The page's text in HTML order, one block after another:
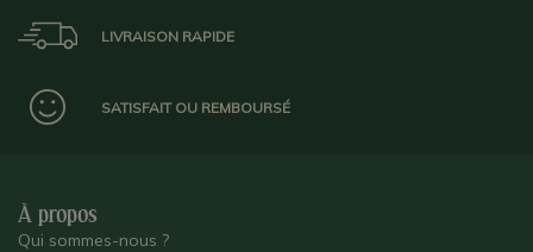
LIVRAISON RAPIDE
SATISFAIT OU REMBOURSÉ
À propos
Qui sommes-nous ?